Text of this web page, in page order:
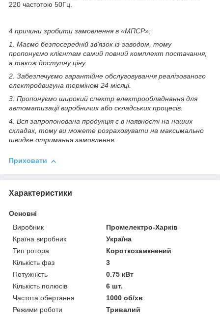
220 частотою 50Гц.
4 причини зробити замовлення в «МПСР»:
1. Маємо безпосередній зв'язок із заводом, тому
пропонуємо клієнтам самий повний комплект постачання,
а також доступну ціну.
2. Забезпечуємо гарантійне обслуговування реалізованого
електродвигуна терміном 24 місяці.
3. Пропонуємо широкий спектр електрообладнання для
автоматизації виробничих або складських процесів.
4. Вся запропонована продукція є в наявності на наших
складах, тому ви можете розраховувати на максимально
швидке отримання замовлення.
Приховати
Характеристики
Основні
Виробник
Промелектро-Харків
Країна виробник
Україна
Тип ротора
Короткозамкнений
Кількість фаз
3
Потужність
0.75 кВт
Кількість полюсів
6 шт.
Частота обертання
1000 об/хв
Режими роботи
Тривалий